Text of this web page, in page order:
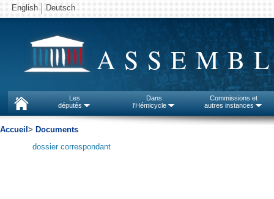
English Deutsch
Les
députés
Dans
l'Hémicycle
Commissions et
autres instances
Accueil > Documents
dossier correspondant